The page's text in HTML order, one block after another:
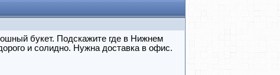
букет. Подскажите где в Нижнем
и солидно. Нужна доставка в офис.